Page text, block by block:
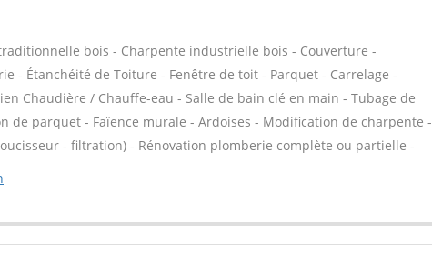
bois - Charpente industrielle bois - Couverture -
- Étanchéité de Toiture - Fenêtre de toit - Parquet - Carrelage -
Chaudière / Chauffe-eau - Salle de bain clé en main - Tubage de
de parquet - Faïence murale - Ardoises - Modification de charpente -
- filtration) - Rénovation plomberie complète ou partielle -